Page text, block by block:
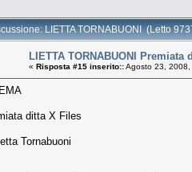
LIETTA TORNABUONI (Letto
LIETTA TORNABUONI Premiata
« Risposta #15 inserito::Agosto 23,
ditta X Files
Tornabuoni